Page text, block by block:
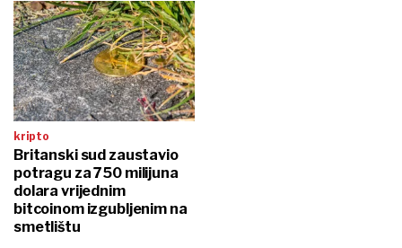
kripto
Britanski sud zaustavio
potragu za 750 milijuna
dolara vrijednim
bitcoinom izgubljenim na
smetlištu